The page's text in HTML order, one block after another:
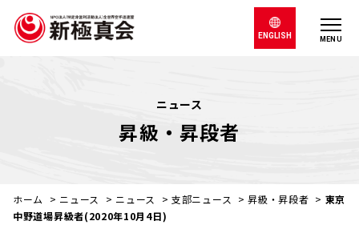
MENU
ENGLISH
ニュース
昇級・昇段者
ホーム > ニュース > ニュース >支部ニュース >昇級・昇段者 > 東京
中野道場昇級者(2020年10月4日)